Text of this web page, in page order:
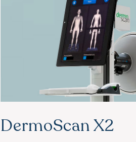
DermoScan X2